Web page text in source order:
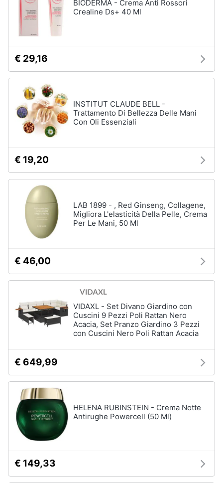
BIODERMA - Crema Anti Rossori
Crealine Ds+ 40 Ml
€ 29,16
INSTITUT CLAUDE BELL -
Trattamento Di Bellezza Delle Mani
Con Oli Essenziali
€ 19,20
LAB 1899 - , Red Ginseng, Collagene,
Migliora L'elasticità Della Pelle, Crema
Per Le Mani, 50 Ml
€ 46,00
VIDAXL - Set Divano Giardino con
Cuscini 9 Pezzi Poli Rattan Nero
Acacia, Set Pranzo Giardino 3 Pezzi
con Cuscini Nero Poli Rattan Acacia
€ 649,99
HELENA RUBINSTEIN - Crema Notte
Antirughe Powercell (50 Ml)
€ 149,33